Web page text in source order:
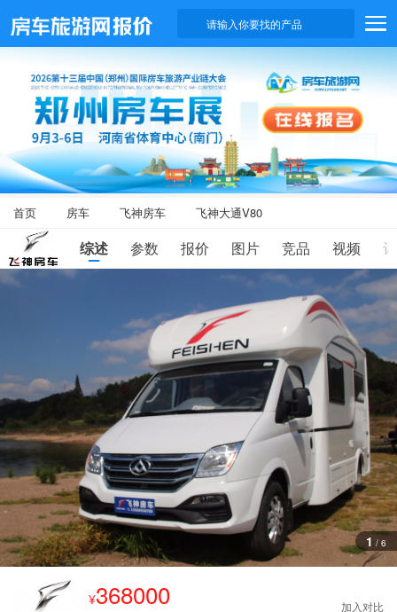
请输入你要找的产品
首页 房车 飞神房车 飞神大通V80
综述 参数 报价 图片 竞品 视频
1 / 6
动
看
更
多
图
片
¥368000